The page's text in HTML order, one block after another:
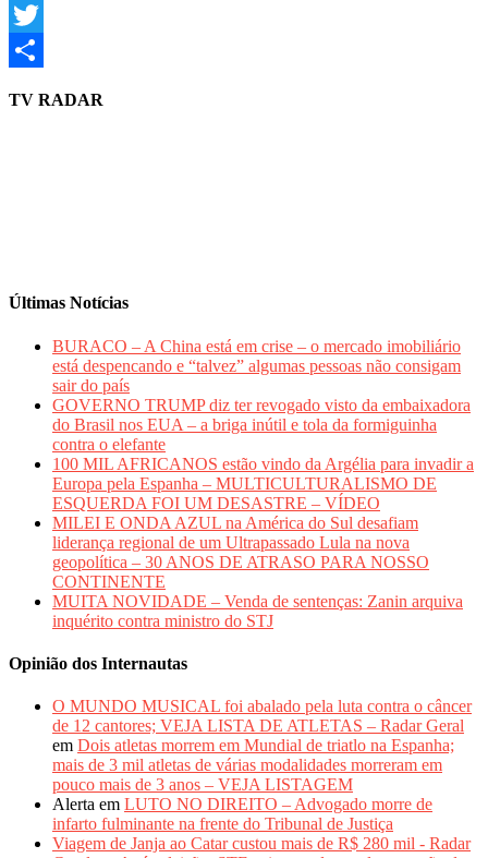
Email
Twitter
TV RADAR
Últimas Notícias
BURACO – A China está em crise – o mercado imobiliário
está despencando e “talvez” algumas pessoas não consigam
sair do país
GOVERNO TRUMP diz ter revogado visto da embaixadora
do Brasil nos EUA – a briga inútil e tola da formiguinha
contra o elefante
100 MIL AFRICANOS estão vindo da Argélia para invadir a
Europa pela Espanha – MULTICULTURALISMO DE
ESQUERDA FOI UM DESASTRE – VÍDEO
MILEI E ONDA AZUL na América do Sul desafiam
liderança regional de um Ultrapassado Lula na nova
geopolítica – 30 ANOS DE ATRASO PARA NOSSO
CONTINENTE
MUITA NOVIDADE – Venda de sentenças: Zanin arquiva
inquérito contra ministro do STJ
Opinião dos Internautas
O MUNDO MUSICAL foi abalado pela luta contra o câncer
de 12 cantores; VEJA LISTA DE ATLETAS – Radar Geral
em Dois atletas morrem em Mundial de triatlo na Espanha;
mais de 3 mil atletas de várias modalidades morreram em
pouco mais de 3 anos – VEJA LISTAGEM
Alerta em LUTO NO DIREITO – Advogado morre de
infarto fulminante na frente do Tribunal de Justiça
Viagem de Janja ao Catar custou mais de R$ 280 mil - Radar